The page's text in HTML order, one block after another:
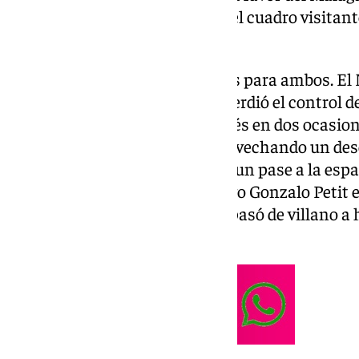
una falta en la que la defensa del cuadro
En el encuentro hubo ocasiones para ambos.
mitad hasta el minuto 35 que perdió el control
batir al guardameta del Mirandés en dos
pase de Dotor y el segundo aprovechando un
visitante. En la segunda mitad, un pase a la
Marí recortara distancias y luego Gonzalo
descuento apareció Einar, que pasó de villano a